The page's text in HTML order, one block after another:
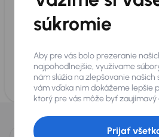
prednostne prezrie náš
základe technického stavu a
vozidla stanovímemaximálnu
dohodne výšku bonusu, ktorý
následného predaja.
Často sa
súkromie
Aby pre vás bolo prezeranie
najpohodlnejšie, využívame
nám slúžia na zlepšovanie našich
vám vďaka nim dokážeme lepšie
ktorý pre vás môže byť zaujímavý
Prijať